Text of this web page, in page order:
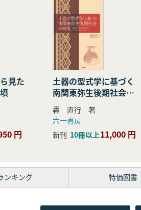
見た
円
土器の型式学に基づく
南関東弥生後期社会の
研究
轟 直行 著
六一書房
新刊 10冊以上11,000 円
ンキング 特価図書